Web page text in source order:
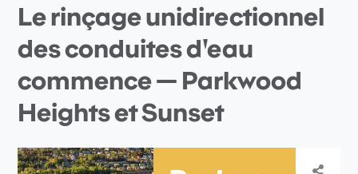
Le rinçage unidirectionnel
des conduites d'eau
commence — Parkwood
Heights et Sunset